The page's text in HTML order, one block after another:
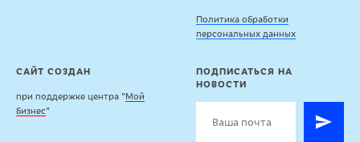
Политика обработки
персональных данных
САЙТ СОЗДАН
при поддержке центра "Мой
бизнес"
ПОДПИСАТЬСЯ НА
НОВОСТИ